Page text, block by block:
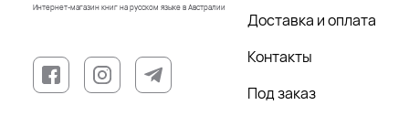
Интернет-магазин книг на русском языке в Австралии
Доставка и оплата
Контакты
Под заказ